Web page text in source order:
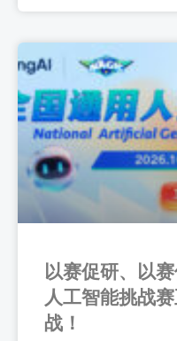
以赛促研、以
人工智能挑战
战！